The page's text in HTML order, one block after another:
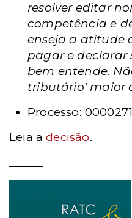
resolver editar
competência e
enseja a atitude
pagar e declarar
bem entende.
tributário' maior
Processo:
Leia adecisão.